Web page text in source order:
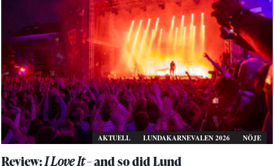
AKTUELL LUNDAKARNEVALEN 2026 NÖJE
Review:I Love It– and so did Lund